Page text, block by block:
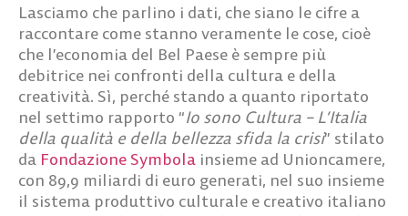
Lasciamo che parlino i dati, che siano le cifre a
raccontare come stanno veramente le cose, cioè
che l’economia del Bel Paese è sempre più
debitrice nei confronti della cultura e della
creatività. Sì, perché stando a quanto riportato
nel settimo rapporto “Io sono Cultura – L’Italia
della qualità e della bellezza sfida la crisi” stilato
da Fondazione Symbola insieme ad Unioncamere,
con 89,9 miliardi di euro generati, nel suo insieme
il sistema produttivo culturale e creativo italiano